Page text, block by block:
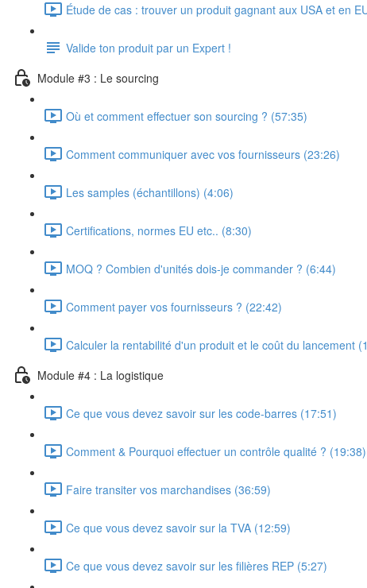
Étude de cas : trouver un produit gagnant aux USA et en
Valide ton produit par un Expert !
Module #3 : Le sourcing
Où et comment effectuer son sourcing ? (57:35)
Comment communiquer avec vos fournisseurs (23:26)
Les samples (échantillons) (4:06)
Certifications, normes EU etc.. (8:30)
MOQ ? Combien d'unités dois-je commander ? (6:44)
Comment payer vos fournisseurs ? (22:42)
Calculer la rentabilité d'un produit et le coût du lancement
Module #4 : La logistique
Ce que vous devez savoir sur les code-barres (17:51)
Comment & Pourquoi effectuer un contrôle qualité ? (19:38)
Faire transiter vos marchandises (36:59)
Ce que vous devez savoir sur la TVA (12:59)
Ce que vous devez savoir sur les filières REP (5:27)